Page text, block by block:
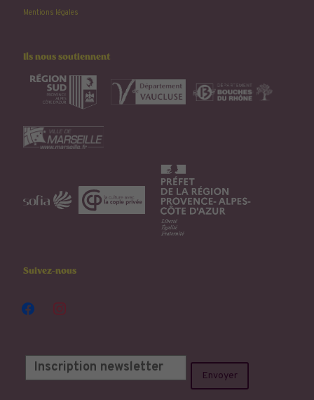
Mentions légales
Ils nous soutiennent
Suivez-nous
facebookinstagram